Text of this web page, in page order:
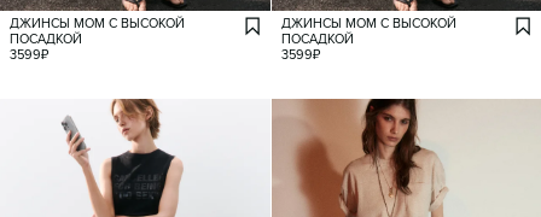
ДЖИНСЫ МОМ С ВЫСОКОЙ
ПОСАДКОЙ
3599₽
ДЖИНСЫ МОМ С ВЫСОКОЙ
ПОСАДКОЙ
3599₽